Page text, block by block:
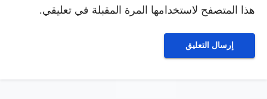
هذا المتصفح لاستخدامها المرة المقبلة في تعليقي.